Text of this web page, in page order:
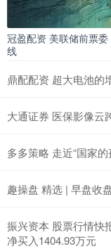
冠盈配资 美联储前票
线
鼎配配资 超大电池的
大通证券 医保影像云
多多策略 走近“国家
趣操盘 精选 | 早盘收
振兴资本 股票行情快
净买入1404.93万元